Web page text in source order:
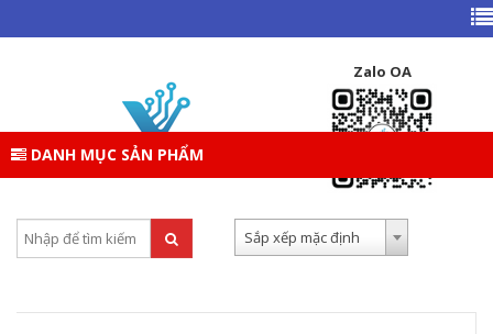
Zalo OA
DANH MỤC SẢN PHẨM
TRANG CHỦ
DANH MỤC SẢN PHẨM
CHUỘT CORSAIR
CORSAIR
Sắp xếp mặc định